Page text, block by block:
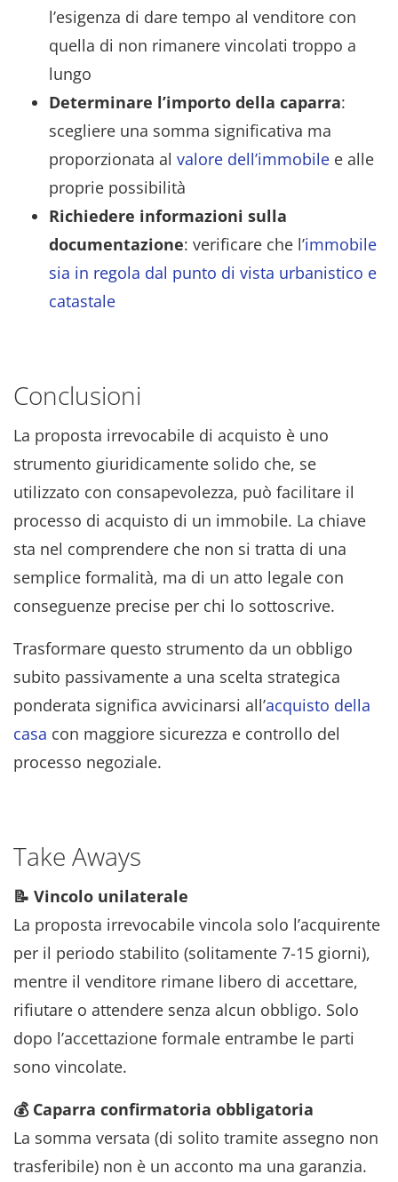
l’esigenza di dare tempo al venditore con
quella di non rimanere vincolati troppo a
lungo
Determinare l’importo della caparra:
scegliere una somma significativa ma
proporzionata al valore dell’immobile e alle
proprie possibilità
Richiedere informazioni sulla
documentazione: verificare che l’immobile
sia in regola dal punto di vista urbanistico e
catastale
Conclusioni
La proposta irrevocabile di acquisto è uno
strumento giuridicamente solido che, se
utilizzato con consapevolezza, può facilitare il
processo di acquisto di un immobile. La chiave
sta nel comprendere che non si tratta di una
semplice formalità, ma di un atto legale con
conseguenze precise per chi lo sottoscrive.
Trasformare questo strumento da un obbligo
subito passivamente a una scelta strategica
ponderata significa avvicinarsi all’acquisto della
casa con maggiore sicurezza e controllo del
processo negoziale.
Take Aways
📝 Vincolo unilaterale
La proposta irrevocabile vincola solo l’acquirente
per il periodo stabilito (solitamente 7-15 giorni),
mentre il venditore rimane libero di accettare,
rifiutare o attendere senza alcun obbligo. Solo
dopo l’accettazione formale entrambe le parti
sono vincolate.
💰 Caparra confirmatoria obbligatoria
La somma versata (di solito tramite assegno non
trasferibile) non è un acconto ma una garanzia.